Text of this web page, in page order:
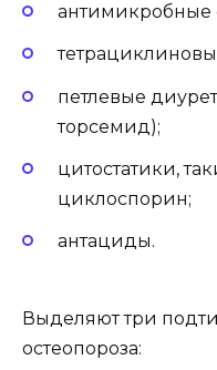
антимикробные
петлевые
торсемид);
цитостатики,
циклоспорин;
антациды.
Выделяют три
остеопороза: